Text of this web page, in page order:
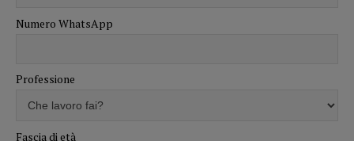
Numero WhatsApp
Professione
Fascia di età